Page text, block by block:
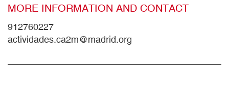
MORE INFORMATION AND CONTACT
912760227
actividades.ca2m@madrid.org